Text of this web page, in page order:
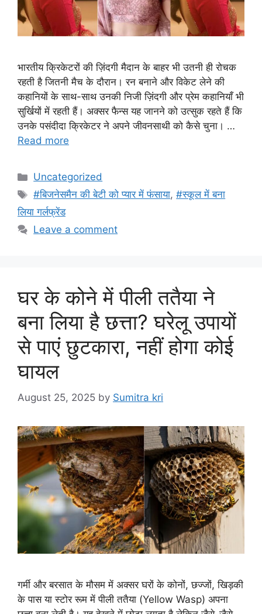
भारतीय क्रिकेटरों की ज़िंदगी मैदान के बाहर भी उतनी ही रोचक
रहती है जितनी मैच के दौरान। रन बनाने और विकेट लेने की
कहानियों के साथ-साथ उनकी निजी ज़िंदगी और प्रेम कहानियाँ भी
सुर्खियों में रहती हैं। अक्सर फैन्स यह जानने को उत्सुक रहते हैं कि
उनके पसंदीदा क्रिकेटर ने अपने जीवनसाथी को कैसे चुना। …
Read more
Categories
Uncategorized
Tags
#बिजनेसमैन की बेटी को प्यार में फंसाया,#स्कूल में बना
लिया गर्लफ्रेंड
Leave a comment
घर के कोने में पीली ततैया ने
बना लिया है छत्ता? घरेलू उपायों
से पाएं छुटकारा, नहीं होगा कोई
घायल
August 25, 2025 by Sumitra kri
गर्मी और बरसात के मौसम में अक्सर घरों के कोनों, छज्जों, खिड़की
के पास या स्टोर रूम में पीली ततैया (Yellow Wasp) अपना